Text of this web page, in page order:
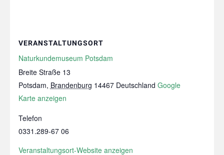
VERANSTALTUNGSORT
Naturkundemuseum Potsdam
Breite Straße 13
Potsdam, Brandenburg 14467 Deutschland Google
Karte anzeigen
Telefon
0331.289‑67 06
Veranstaltungsort-Website anzeigen